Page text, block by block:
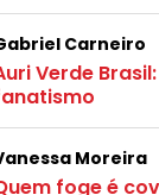
Carneiro
Verde
Moreira
foge é